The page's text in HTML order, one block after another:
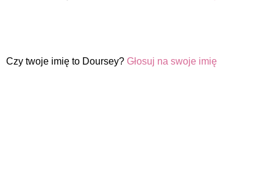
Czy twoje imię to Doursey? Głosuj na swoje imię